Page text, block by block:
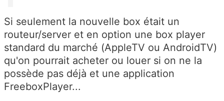
Si seulement la nouvelle box était un
routeur/server et en option une box player
standard du marché (AppleTV ou AndroidTV)
qu'on pourrait acheter ou louer si on ne la
possède pas déjà et une application
FreeboxPlayer...